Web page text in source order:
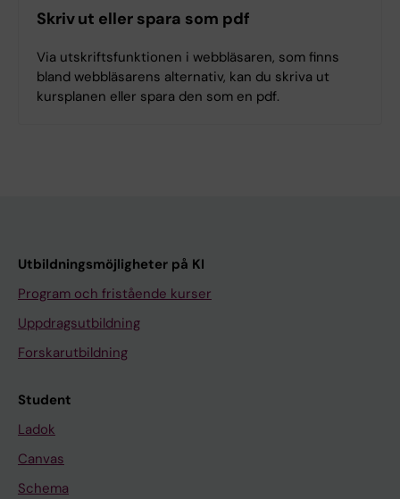
Skriv ut eller spara som pdf
Via utskriftsfunktionen i webbläsaren, som finns
bland webbläsarens alternativ, kan du skriva ut
kursplanen eller spara den som en pdf.
Utbildningsmöjligheter på KI
Program och fristående kurser
Uppdragsutbildning
Forskarutbildning
Student
Ladok
Canvas
Schema